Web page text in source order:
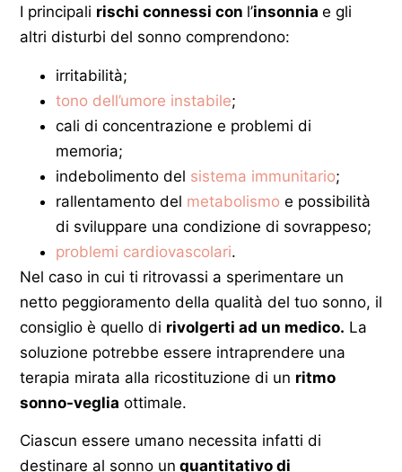
I principali rischi connessi con l’insonnia e gli
altri disturbi del sonno comprendono:
irritabilità;
tono dell’umore instabile;
cali di concentrazione e problemi di
memoria;
indebolimento del sistema immunitario;
rallentamento del metabolismo e possibilità
di sviluppare una condizione di sovrappeso;
problemi cardiovascolari.
Nel caso in cui ti ritrovassi a sperimentare un
netto peggioramento della qualità del tuo sonno, il
consiglio è quello di rivolgerti ad un medico. La
soluzione potrebbe essere intraprendere una
terapia mirata alla ricostituzione di un ritmo
sonno-veglia ottimale.
Ciascun essere umano necessita infatti di
destinare al sonno un quantitativo di